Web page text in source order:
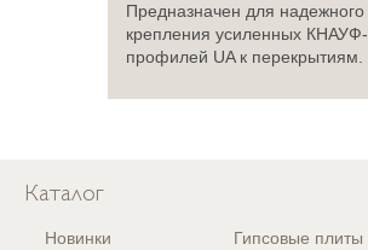
Предназначен для надежного
крепления усиленных КНАУФ-
профилей UA к перекрытиям.
Каталог
Новинки
Гипсовые плиты